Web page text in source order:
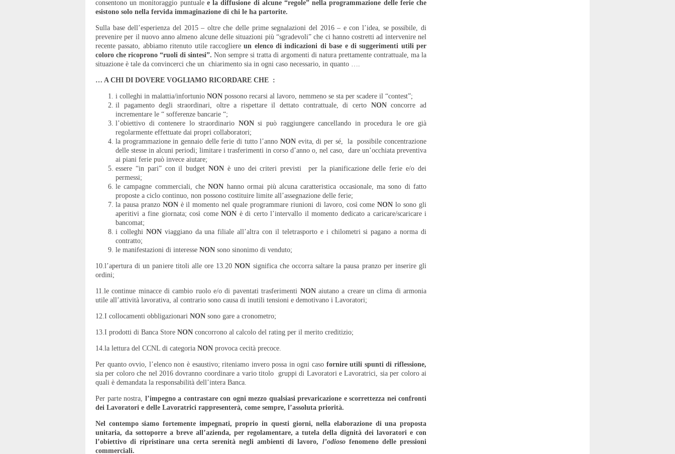
consentono un monitoraggio puntuale e la diffusione di alcune “regole” nella programmazione delle ferie che
esistono solo nella fervida immaginazione di chi le ha partorite.
Sulla base dell’esperienza del 2015 – oltre che delle prime segnalazioni del 2016 – e con l’idea, se possibile, di
prevenire per il nuovo anno almeno alcune delle situazioni più “sgradevoli” che ci hanno costretti ad intervenire nel
recente passato, abbiamo ritenuto utile raccogliereun elenco di indicazioni di base e di suggerimenti utili per
coloro che ricoprono “ruoli di sintesi”. Non sempre si tratta di argomenti di natura prettamente contrattuale, ma la
situazione è tale da convincerci che un chiarimento sia in ogni caso necessario, in quanto ….
… A CHI DI DOVERE VOGLIAMO RICORDARE CHE :
i colleghi in malattia/infortunio NON possono recarsi al lavoro, nemmeno se sta per scadere il “contest”;
il pagamento degli straordinari, oltre a rispettare il dettato contrattuale, di certo NONconcorre ad
incrementare le “ sofferenze bancarie “;
l’obiettivo di contenere lo straordinario NONsi può raggiungere cancellando in procedura le ore già
regolarmente effettuate dai propri collaboratori;
la programmazione in gennaio delle ferie di tutto l’anno NON evita, di per sé, la possibile concentrazione
delle stesse in alcuni periodi; limitare i trasferimenti in corso d’anno o, nel caso, dare un’occhiata preventiva
ai piani ferie può invece aiutare;
essere “in pari” con il budgetNON è uno dei criteri previsti per la pianificazione delle ferie e/o dei
permessi;
le campagne commerciali, cheNON hanno ormai più alcuna caratteristica occasionale, ma sono di fatto
proposte a ciclo continuo, non possono costituire limite all’assegnazione delle ferie;
la pausa pranzo NONè il momento nel quale programmare riunioni di lavoro, così comeNON lo sono gli
aperitivi a fine giornata; così come NON è di certo l’intervallo il momento dedicato a caricare/scaricare i
bancomat;
i colleghi NON viaggiano da una filiale all’altra con il teletrasporto e i chilometri si pagano a norma di
contratto;
le manifestazioni di interesse NON sono sinonimo di venduto;
10.l’apertura di un paniere titoli alle ore 13.20NON significa che occorra saltare la pausa pranzo per inserire gli
ordini;
11.le continue minacce di cambio ruolo e/o di paventati trasferimenti NON aiutano a creare un clima di armonia
utile all’attività lavorativa, al contrario sono causa di inutili tensioni e demotivano i Lavoratori;
12.I collocamenti obbligazionari NON sono gare a cronometro;
13.I prodotti di Banca Store NON concorrono al calcolo del rating per il merito creditizio;
14.la lettura del CCNL di categoria NON provoca cecità precoce.
Per quanto ovvio, l’elenco non è esaustivo; riteniamo invero possa in ogni caso fornire utili spunti di riflessione,
sia per coloro che nel 2016 dovranno coordinare a vario titolo gruppi di Lavoratori e Lavoratrici, sia per coloro ai
quali è demandata la responsabilità dell’intera Banca.
Per parte nostra, l’impegno a contrastare con ogni mezzo qualsiasi prevaricazione e scorrettezza nei confronti
dei Lavoratori e delle Lavoratrici rappresenterà, come sempre, l’assoluta priorità.
Nel contempo siamo fortemente impegnati, proprio in questi giorni, nella elaborazione di una proposta
unitaria, da sottoporre a breve all’azienda, per regolamentare, a tutela della dignità dei lavoratori e con
l’obiettivo di ripristinare una certa serenità negli ambienti di lavoro, l’odiosofenomeno delle pressioni
commerciali.